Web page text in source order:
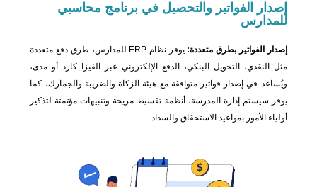
إصدار الفواتير والتحصيل في برنامج محاسبي
للمدارس
إصدار الفواتير بطرق متعددة:
يوفر نظام ERP للمدارس، طرق دفع متعددة
مثل النقدي، التحويل البنكي، الدفع الإلكتروني عبر الفيزا كارد أو مدى،
ويُساعد في إصدار فواتير متوافقة مع هيئة الزكاة والضريبة والجمارك، كما
يوفر سيستم إدارة المدرسة، أنظمة تقسيط مريحة وتنبيهات مؤتمتة لتذكير
أولياء الأمور بمواعيد الاستحقاق والسداد.